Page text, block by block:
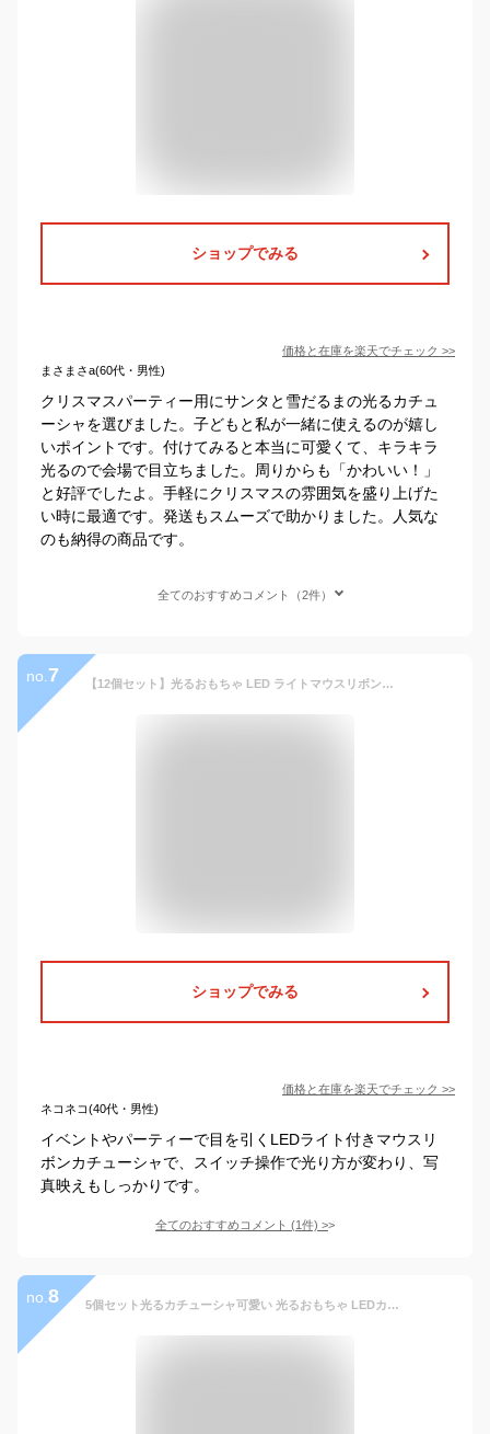
ショップでみる
価格と在庫を楽天でチェック >>
まさまさa(60代・男性)
クリスマスパーティー用にサンタと雪だるまの光るカチュ
ーシャを選びました。子どもと私が一緒に使えるのが嬉し
いポイントです。付けてみると本当に可愛くて、キラキラ
光るので会場で目立ちました。周りからも「かわいい！」
と好評でしたよ。手軽にクリスマスの雰囲気を盛り上げた
い時に最適です。発送もスムーズで助かりました。人気な
のも納得の商品です。
全てのおすすめコメント（2件）
no. 7 【12個セット】光るおもちゃ LED ライトマウスリボンカチューシャ光るおもちゃ 光り物玩具 光り輝く 光るオモチャ 光りグッズ Toy 光玩具 クリスマス
ショップでみる
価格と在庫を楽天でチェック >>
ネコネコ(40代・男性)
イベントやパーティーで目を引くLEDライト付きマウスリ
ボンカチューシャで、スイッチ操作で光り方が変わり、写
真映えもしっかりです。
全てのおすすめコメント (1件) >
no. 8 5個セット光るカチューシャ可愛い 光るおもちゃ LEDカチューシャ パーティー コスプレ子供大人兼用